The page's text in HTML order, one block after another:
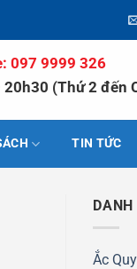
097 9999 326
(Thứ 2 đến
TIN TỨC
Ắc